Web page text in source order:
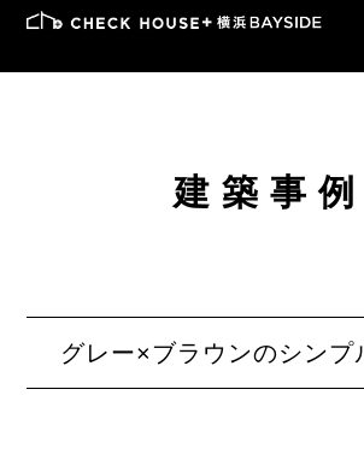
建築事例
グレー×ブラウンのシンプ